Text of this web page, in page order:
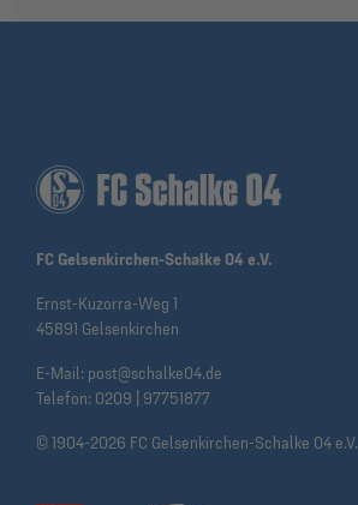
FC Gelsenkirchen-Schalke 04 e.V.
Ernst-Kuzorra-Weg 1
45891 Gelsenkirchen
E-Mail: post@schalke04.de
Telefon: 0209 | 97751877
© 1904-2026 FC Gelsenkirchen-Schalke 04 e.V.